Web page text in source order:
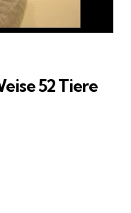
52 Tiere